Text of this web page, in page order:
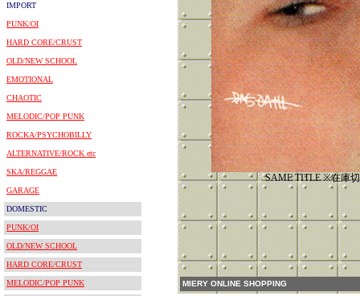
IMPORT
PUNK/OI
HARD CORE/CRUST
OLD/NEW SCHOOL
EMOTIONAL
CHAOTIC
MELODIC/POP PUNK
ROCKA/PSYCHOBILLY
ALTERNATIVE/ROCK etc
SKA/REGGAE
GARAGE
DOMESTIC
PUNK/OI
OLD/NEW SCHOOL
HARD CORE/CRUST
MELODIC/POP PUNK
SAME TITLE ※在庫
MIERY ONLINE SHOPPING